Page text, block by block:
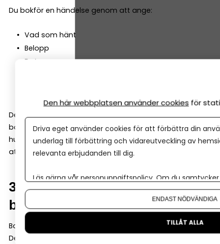
Du bokför en händelse genom att ange:
Vad som hänt
Belopp
Datum
Det är mycket enklare än det låter –
bokföringsprogrammet läser av underlaget och föreslår
hur det ska bokföras. Ditt jobb är oftast att godkänna
att allt se ok ut!
3. Matcha bokföringen mot
bankkontot
Bankhändelser måste stämma med bokföringen.
De flesta program har bankkoppling som gör
Den här webbplatsen använder cookies för
Driva eget använder cookies för att förbättra din
underlag till förbättring och vidareutveckling av
relevanta erbjudanden till dig.
Läs gärna vår personuppgiftspolicy. Om du
Om du vill ändra ditt val i efterhand hittar du den
ENDAST NÖDVÄNDIGA
TILLÅT ALLA